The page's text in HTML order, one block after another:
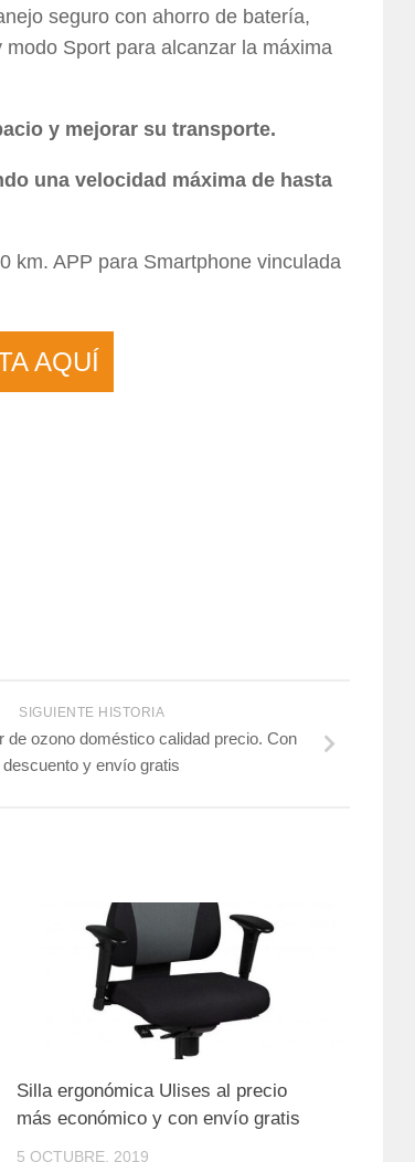
seguro con ahorro de batería,
Sport para alcanzar la máxima
y mejorar su transporte.
una velocidad máxima de hasta
km. APP para Smartphone vinculada
AQUÍ
SIGUIENTE HISTORIA
de ozono doméstico calidad precio. Con
descuento y envío gratis
Silla ergonómica Ulises al precio
más económico y con envío gratis
5 OCTUBRE, 2019